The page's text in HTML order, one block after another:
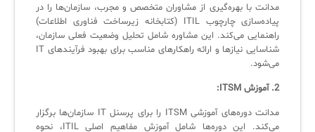
مدانت با بهره‌گیری از مشاوران متخصص و مجرب، سازمان‌ها را در
پیاده‌سازی چارچوب ITIL (کتابخانه زیرساخت فناوری اطلاعات)
راهنمایی می‌کند. این مشاوره شامل تحلیل وضعیت فعلی سازمان،
شناسایی نیازها و ارائه راهکارهای مناسب برای بهبود فرآیندهای IT
می‌شود.
2. آموزش ITSM:
مدانت دوره‌های آموزشی ITSM را برای پرسنل IT سازمان‌ها برگزار
می‌کند. این دوره‌ها شامل آموزش مفاهیم اصلی ITIL، نحوه